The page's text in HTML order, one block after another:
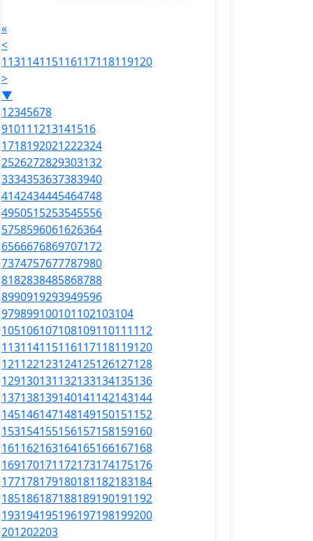
«
<
113114115116117118119120
>
▼
12345678
910111213141516
1718192021222324
2526272829303132
3334353637383940
4142434445464748
4950515253545556
5758596061626364
6566676869707172
7374757677787980
8182838485868788
8990919293949596
979899100101102103104
105106107108109110111112
113114115116117118119120
121122123124125126127128
129130131132133134135136
137138139140141142143144
145146147148149150151152
153154155156157158159160
161162163164165166167168
169170171172173174175176
177178179180181182183184
185186187188189190191192
193194195196197198199200
201202203